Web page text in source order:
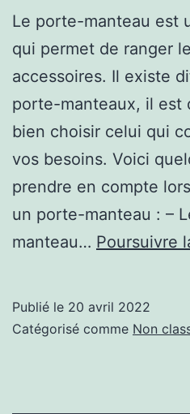
Le porte-manteau est
qui permet de ranger
accessoires. Il existe
porte-manteaux, il est
bien choisir celui qui
vos besoins. Voici
prendre en compte
un porte-manteau : –
manteau… Poursuivre
Publié le 20 avril 2022
Catégorisé comme Non